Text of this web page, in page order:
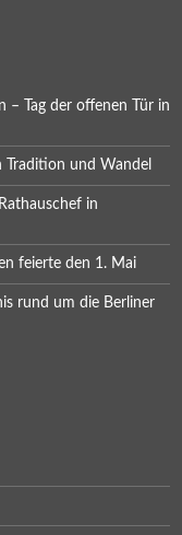
– Tag der offenen Tür in
Tradition und Wandel
in
feierte den 1. Mai
rund um die Berliner